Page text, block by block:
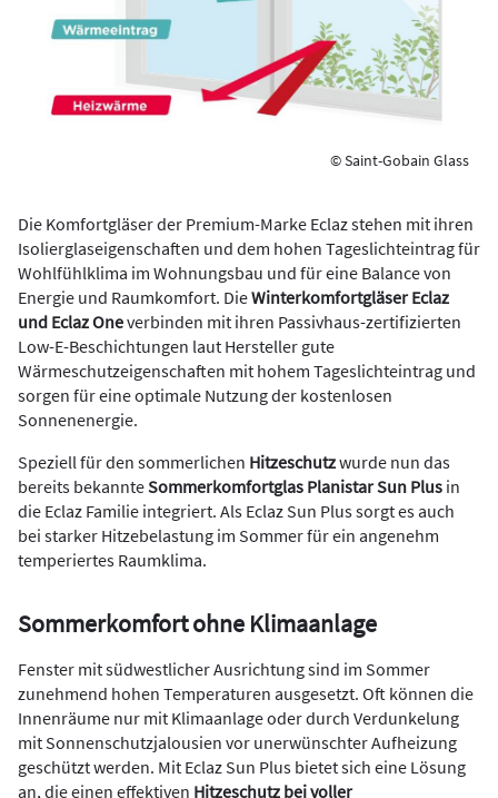
© Saint-Gobain Glass
Die Komfortgläser der Premium-Marke Eclaz stehen mit ihren
Isolierglaseigenschaften und dem hohen Tageslichteintrag für
Wohlfühlklima im Wohnungsbau und für eine Balance von
Energie und Raumkomfort. DieWinterkomfortgläser Eclaz
und Eclaz Oneverbinden mit ihren Passivhaus-zertifizierten
Low-E-Beschichtungen laut Hersteller gute
Wärmeschutzeigenschaften mit hohem Tageslichteintrag und
sorgen für eine optimale Nutzung der kostenlosen
Sonnenenergie.
Speziell für den sommerlichen Hitzeschutzwurde nun das
bereits bekannteSommerkomfortglas Planistar Sun Plus in
die Eclaz Familie integriert. Als Eclaz Sun Plus sorgt es auch
bei starker Hitzebelastung im Sommer für ein angenehm
temperiertes Raumklima.
Sommerkomfort ohne Klimaanlage
Fenster mit südwestlicher Ausrichtung sind im Sommer
zunehmend hohen Temperaturen ausgesetzt. Oft können die
Innenräume nur mit Klimaanlage oder durch Verdunkelung
mit Sonnenschutzjalousien vor unerwünschter Aufheizung
geschützt werden. Mit Eclaz Sun Plus bietet sich eine Lösung
an, die einen effektiven Hitzeschutz bei voller